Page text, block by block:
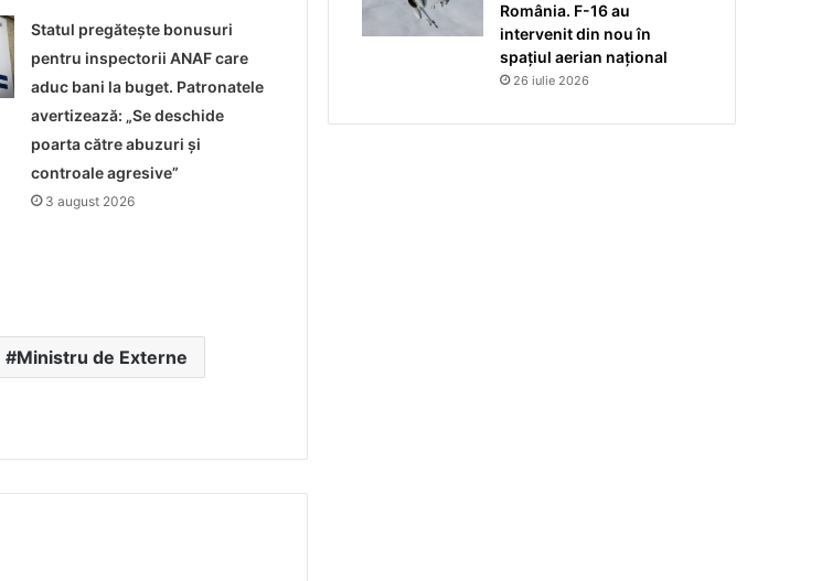
Statul pregătește bonusuri
pentru inspectorii ANAF care
aduc bani la buget. Patronatele
avertizează: „Se deschide
poarta către abuzuri și
controale agresive”
3 august 2026
Ministru de Externe
România. F-16 au
intervenit din nou în
spațiul aerian național
26 iulie 2026